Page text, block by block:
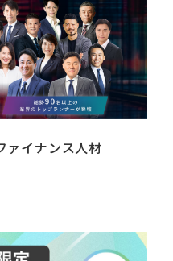
ァイナンス人材